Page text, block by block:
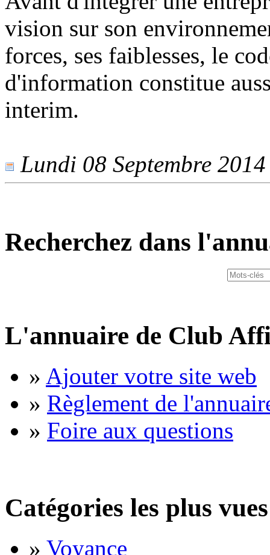
vision sur son
forces, ses faiblesses, le
d'information constitue
interim.
Lundi 08 Septembre
Recherchez dans
L'annuaire de Club
» Ajouter votre site web
» Règlement de
» Foire aux questions
Catégories les plus vues
» Voyance